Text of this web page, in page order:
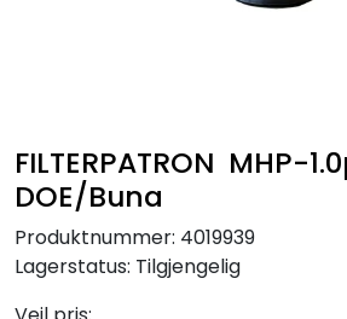
FILTERPATRON MHP-
DOE/Buna
Produktnummer: 4019939
Lagerstatus: Tilgjengelig
ANALYSEVERKTØY
KJEMIKALIER